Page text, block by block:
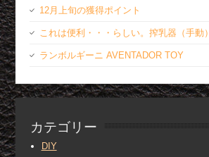
12月上旬の獲得ポイント
これは便利・・・らしい。搾乳器（手動）
ランボルギーニ AVENTADOR TOY
カテゴリー
DIY